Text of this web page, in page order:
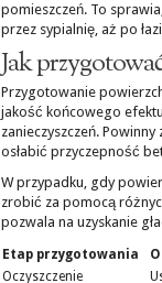
pomieszczeń. To
przez sypialnię, aż po
Jak
Przygotowanie
jakość końcowego
zanieczyszczeń.
osłabić przyczepność
W przypadku, gdy
zrobić za pomocą
pozwala na uzyskanie
Etap przygotowania
Oczyszczenie